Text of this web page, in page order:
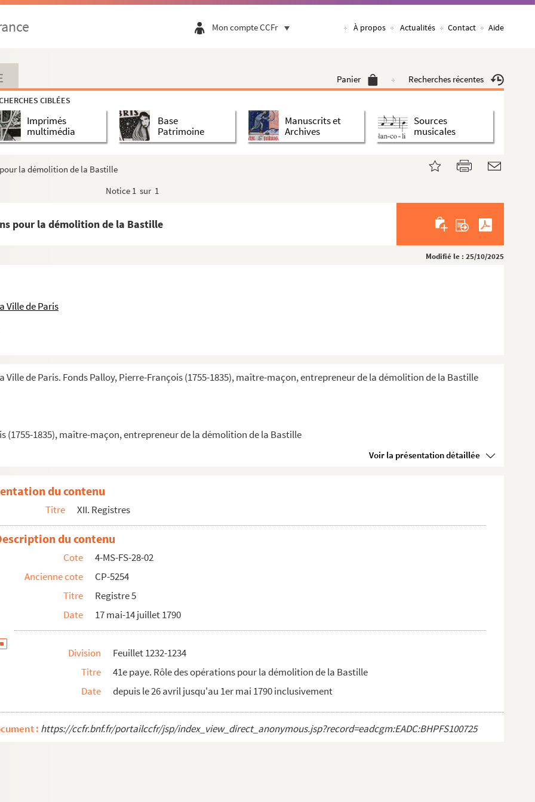
Mon compte CCFr À propos Actualités Contact Aide
Panier Recherches récentes
CIBLÉES
Imprimés
multimédia
Base
Patrimoine
Manuscrits et
Archives
Sources
musicales
la démolition de la Bastille
Notice 1 sur 1
pour la démolition de la Bastille
Modifié le : 25/10/2025
Ville de Paris
de Paris. Fonds Palloy, Pierre-François (1755-1835), maître-maçon, entrepreneur de la démolition de la Bastille
(1755-1835), maître-maçon, entrepreneur de la démolition de la Bastille
Voir la présentation détaillée
sujet de l'envoi des pierres de la Bastille
envois de médailles
démolition de la Bastille
publics
démolition de la Bastille
la feuille
du Chardonnet. Police et administration
démolition de la Bastille
démolition de la Bastille
par les citoyens du régiment Royal pique ensemble. Copie d...
placer au 8 ou 26 mai »
démolition de la Bastille
et copie d'un écrit trouvé sur un parement d'une pierre de ...
citoyens de Paris à tous les Français
pièces relative à la confédération nationale
démolition de la Bastille
Louis de la Culture
du contenu
Titre XII. Registres
du contenu
Cote
4-MS-FS-28-02
Ancienne cote
CP-5254
Titre
Registre 5
Date
17 mai-14 juillet 1790
Division
Feuillet 1232-1234
Titre
41e paye. Rôle des opérations pour la démolition de la Bastille
Date
depuis le 26 avril jusqu'au 1er mai 1790 inclusivement
: https://ccfr.bnf.fr/portailccfr/jsp/index_view_direct_anonymous.jsp?record=eadcgm:EADC:BHPFS100725